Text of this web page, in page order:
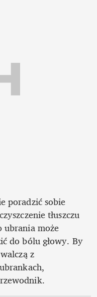
poradzić sobie
tłuszczu
ubrania może
do bólu głowy. By
z